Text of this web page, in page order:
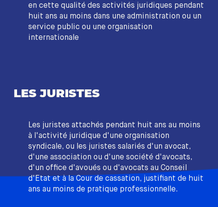
en cette qualité des activités juridiques pendant
huit ans au moins dans une administration ou un
service public ou une organisation
internationale
LES JURISTES
Les juristes attachés pendant huit ans au moins
à l'activité juridique d'une organisation
syndicale, ou les juristes salariés d'un avocat,
d'une association ou d'une société d'avocats,
d'un office d'avoués ou d'avocats au Conseil
d'Etat et à la Cour de cassation, justifiant de huit
ans au moins de pratique professionnelle.